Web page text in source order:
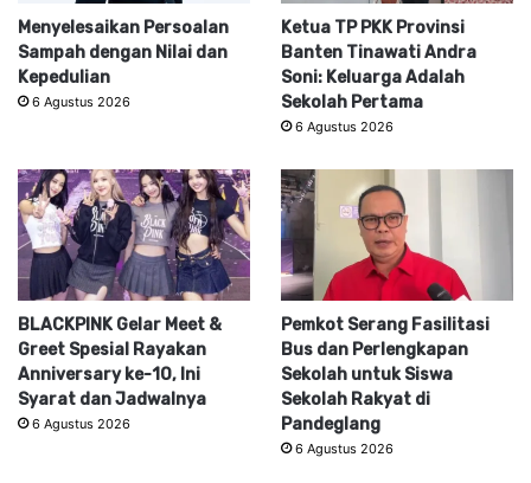
Menyelesaikan Persoalan
Sampah dengan Nilai dan
Kepedulian
6 Agustus 2026
Ketua TP PKK Provinsi
Banten Tinawati Andra
Soni: Keluarga Adalah
Sekolah Pertama
6 Agustus 2026
BLACKPINK Gelar Meet &
Greet Spesial Rayakan
Anniversary ke-10, Ini
Syarat dan Jadwalnya
6 Agustus 2026
Pemkot Serang Fasilitasi
Bus dan Perlengkapan
Sekolah untuk Siswa
Sekolah Rakyat di
Pandeglang
6 Agustus 2026